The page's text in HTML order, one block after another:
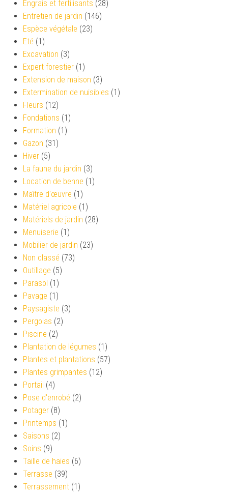
Engrais et fertilisants (28)
Entretien de jardin (146)
Espèce végétale (23)
Eté (1)
Excavation (3)
Expert forestier (1)
Extension de maison (3)
Extermination de nuisibles (1)
Fleurs (12)
Fondations (1)
Formation (1)
Gazon (31)
Hiver (5)
La faune du jardin (3)
Location de benne (1)
Maître d'œuvre (1)
Matériel agricole (1)
Matériels de jardin (28)
Menuiserie (1)
Mobilier de jardin (23)
Non classé (73)
Outillage (5)
Parasol (1)
Pavage (1)
Paysagiste (3)
Pergolas (2)
Piscine (2)
Plantation de légumes (1)
Plantes et plantations (57)
Plantes grimpantes (12)
Portail (4)
Pose d'enrobé (2)
Potager (8)
Printemps (1)
Saisons (2)
Soins (9)
Taille de haies (6)
Terrasse (39)
Terrassement (1)